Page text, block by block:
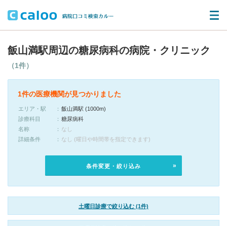
飯山満駅周辺の糖尿病科の病院・クリニック
（1件）
1件の医療機関が見つかりました
エリア・駅
飯山満駅 (1000m)
診療科目
糖尿病科
名称
なし
詳細条件
なし (曜日や時間帯を指定できます)
条件変更・絞り込み
土曜日診療で絞り込む (1件)